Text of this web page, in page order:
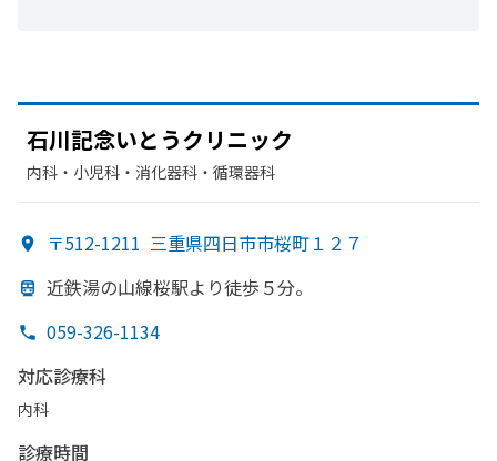
石川記念いとうクリニック
内科・​小児科・​消化器科・​循環器科
〒512-1211 三重県四日市市桜町１２７
近鉄湯の山線桜駅より徒歩５分。
059-326-1134
対応診療科
内科
診療時間